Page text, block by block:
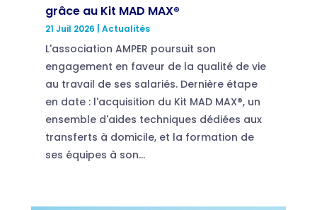
grâce au Kit MAD MAX®
21 Juil 2026 Actualités
L'association AMPER poursuit son
engagement en faveur de la qualité de vie
au travail de ses salariés. Dernière étape
en date : l'acquisition du Kit MAD MAX®, un
ensemble d'aides techniques dédiées aux
transferts à domicile, et la formation de
ses équipes à son...